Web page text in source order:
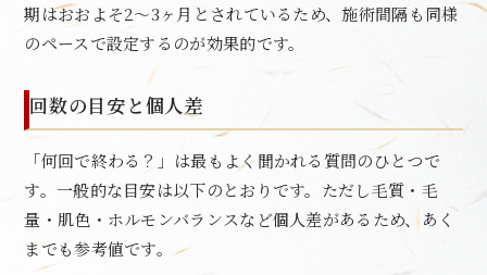
期はおおよそ2〜3ヶ月とされているため、施術間隔も同様
のペースで設定するのが効果的です。
回数の目安と個人差
「何回で終わる？」は最もよく聞かれる質問のひとつで
す。一般的な目安は以下のとおりです。ただし毛質・毛
量・肌色・ホルモンバランスなど個人差があるため、あく
までも参考値です。